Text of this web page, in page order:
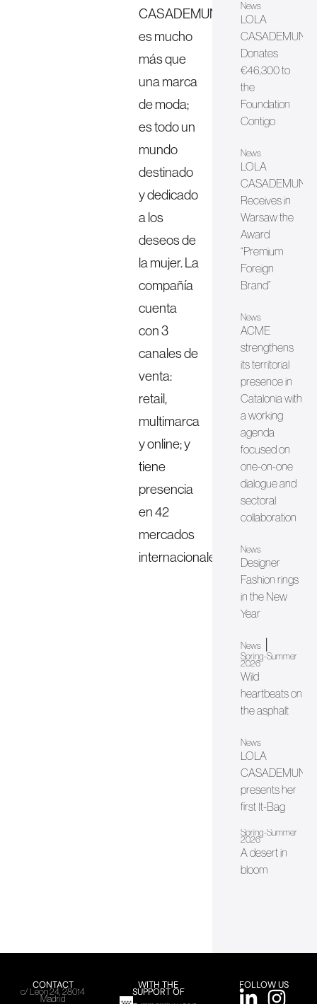
CASADEMUNT
es mucho
más que
una marca
de moda;
es todo un
mundo
destinado
y dedicado
a los
deseos de
la mujer. La
compañía
cuenta
con 3
canales de
venta:
retail,
multimarca
y online; y
tiene
presencia
en 42
mercados
internacionales.
News
LOLA
CASADEMUNT
Donates
€46,300 to
the
Foundation
Contigo
News
LOLA
CASADEMUNT
Receives in
Warsaw the
Award
“Premium
Foreign
Brand”
News
ACME
strengthens
its territorial
presence in
Catalonia with
a working
agenda
focused on
one-on-one
dialogue and
sectoral
collaboration
News
Designer
Fashion rings
in the New
Year
News
Spring-Summer
2026
Wild
heartbeats on
the asphalt
News
LOLA
CASADEMUNT
presents her
first It-Bag
Spring-Summer
2026
A desert in
bloom
CONTACT
c/ León 24, 28014
Madrid
WITH THE
SUPPORT OF
FOLLOW US